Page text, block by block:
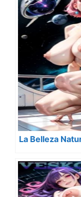
La Belleza